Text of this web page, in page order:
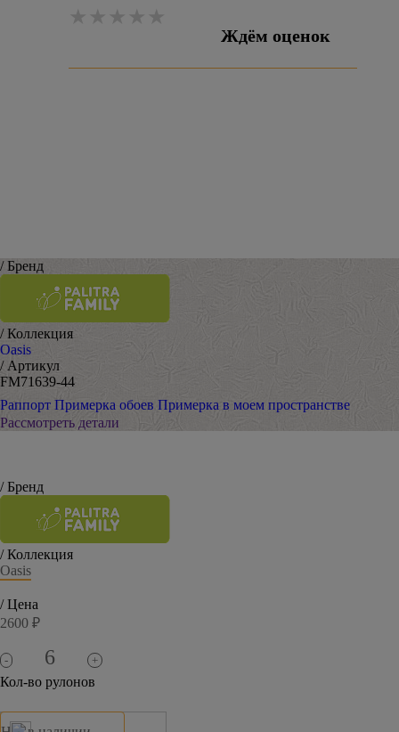
Ждём оценок
/ Бренд
/ Коллекция
Oasis
/ Артикул
FM71639-44
Раппорт Примерка обоев Примерка в моем пространстве
Рассмотреть детали
/ Бренд
/ Коллекция
Oasis
/ Цена
2600 ₽
- +
Кол-во рулонов